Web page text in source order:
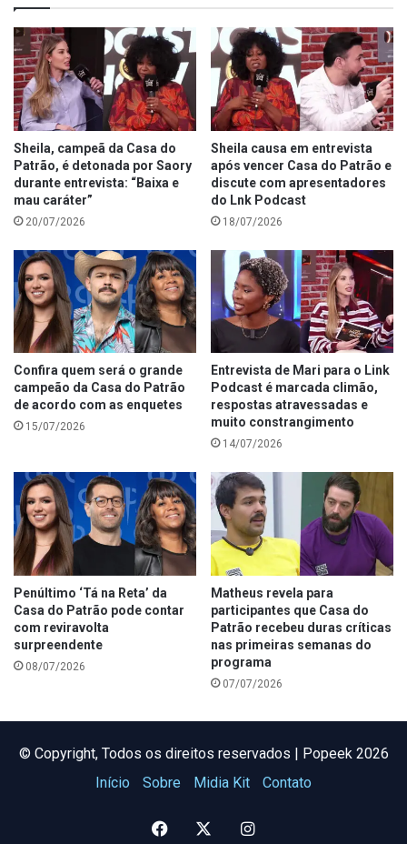
Sheila, campeã da Casa do
Patrão, é detonada por Saory
durante entrevista: “Baixa e
mau caráter”
20/07/2026
Sheila causa em entrevista
após vencer Casa do Patrão e
discute com apresentadores
do Lnk Podcast
18/07/2026
Confira quem será o grande
campeão da Casa do Patrão
de acordo com as enquetes
15/07/2026
Entrevista de Mari para o Link
Podcast é marcada climão,
respostas atravessadas e
muito constrangimento
14/07/2026
Penúltimo ‘Tá na Reta’ da
Casa do Patrão pode contar
com reviravolta
surpreendente
08/07/2026
Matheus revela para
participantes que Casa do
Patrão recebeu duras críticas
nas primeiras semanas do
programa
07/07/2026
©️ Copyright, Todos os direitos reservados | Popeek 2026
Início
Sobre Midia Kit Contato
Facebook Instagram